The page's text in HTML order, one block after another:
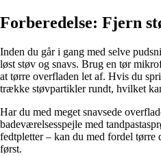
Forberedelse: Fjern
Inden du går i gang med selve
løst støv og snavs. Brug en tør
at tørre overfladen let af. Hvis du
trække støvpartikler rundt, hvilket
Har du med meget snavsede
badeværelsesspejle med
fedtpletter – kan du med fordel tørre
først.